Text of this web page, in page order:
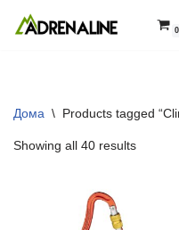
0
Дома \ Products tagged
Showing all 40 results